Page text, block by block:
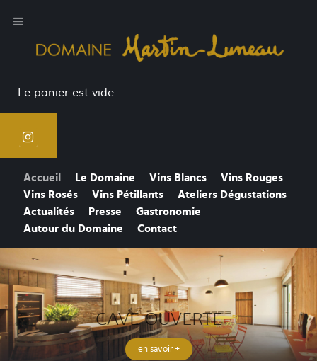
Le panier est vide
Accueil Le Domaine Vins Blancs
Vins Rouges
Vins Rosés
Vins Pétillants
Ateliers Dégustations
Actualités
Presse
Gastronomie
Autour du Domaine
Contact
CAVE OUVERTE
en savoir +